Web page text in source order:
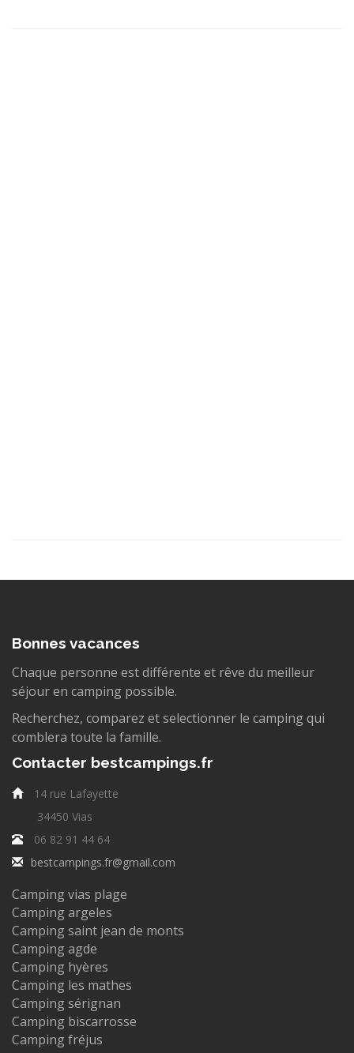
Bonnes vacances
Chaque personne est différente et rêve du meilleur
séjour en camping possible.
Recherchez, comparez et selectionner le camping qui
comblera toute la famille.
Contacter bestcampings.fr
14 rue Lafayette
34450 Vias
06 82 91 44 64
bestcampings.fr@gmail.com
Camping vias plage
Camping argeles
Camping saint jean de monts
Camping agde
Camping hyères
Camping les mathes
Camping sérignan
Camping biscarrosse
Camping fréjus